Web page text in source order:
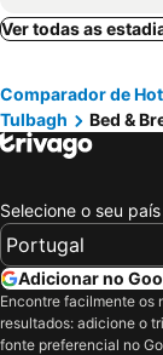
Ver todas as
Comparador de
Tulbagh
Bed &
Selecione o seu país
Adicionar no
Encontre facilmente os
resultados: adicione o
fonte preferencial no